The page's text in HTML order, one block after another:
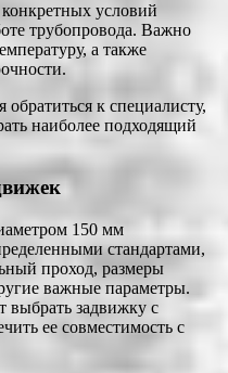
условий
трубопровода. Важно
а также
к специалисту,
наиболее подходящий
150 мм
стандартами,
проход, размеры
важные параметры.
выбрать задвижку с
ее совместимость с